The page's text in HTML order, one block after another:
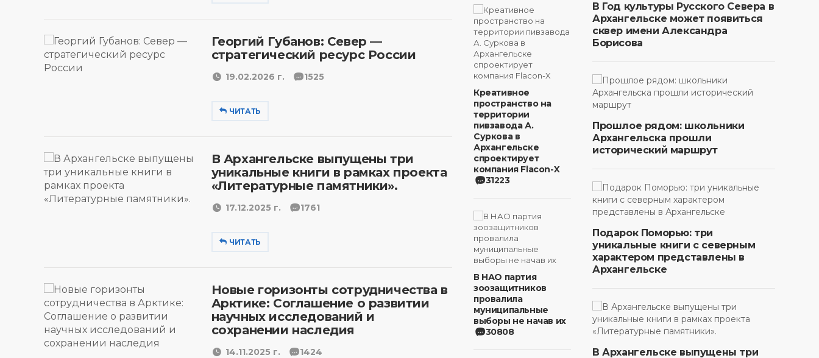
Георгий Губанов: Север —
стратегический ресурс России
19.02.2026 г. 1525
ЧИТАТЬ
В Архангельске выпущены три
уникальные книги в рамках проекта
«Литературные памятники».
17.12.2025 г. 1761
ЧИТАТЬ
Новые горизонты сотрудничества в
Арктике: Соглашение о развитии
научных исследований и
сохранении наследия
14.11.2025 г. 1424
Креативное
пространство на
территории
пивзавода А.
Суркова в
Архангельске
спроектирует
компания Flacon-X
31223
В НАО партия
зоозащитников
провалила
муниципальные
выборы не начав их
30808
В Год культуры Русского Севера в
Архангельске может появиться
сквер имени Александра
Борисова
Прошлое рядом: школьники
Архангельска прошли
исторический маршрут
Подарок Поморью: три
уникальные книги с северным
характером представлены в
Архангельске
В Архангельске выпущены три